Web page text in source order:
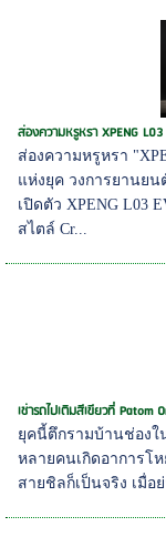
ส่องความหรูหรา XPENG L03
ส่องความหรูหรา
แห่งยุค วงการยานยน
เปิดตัว XPENG L03
สไตล์ Cr...
เช่ารถไปเติมสีเขียวที่ Patom
ยุคนี้ตึกรามบ้านช่องใ
หลายคนเกิดอาการโ
สายชิลก็เป็นจริง เมื่อย่